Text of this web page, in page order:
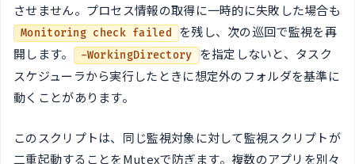
させません。プロセス情報の取得に一時的に失敗した場合も
Monitoring check failed
を残し、次の巡回で監視を再
開します。
-WorkingDirectory
を指定しないと、タスク
スケジューラから実行したときに想定外のフォルダを基準に
動くことがあります。
このスクリプトは、同じ監視対象に対して監視スクリプトが
二重起動することをMutexで防ぎます。複数のアプリを別々